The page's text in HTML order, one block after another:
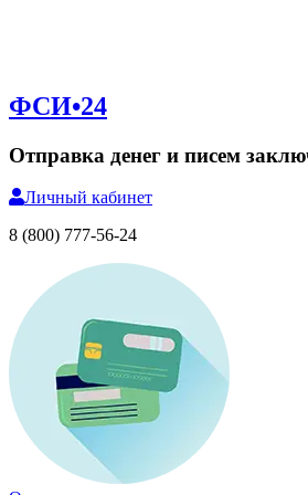
ФСИ•24
Отправка денег и писем
Личный кабинет
8 (800) 777-56-24